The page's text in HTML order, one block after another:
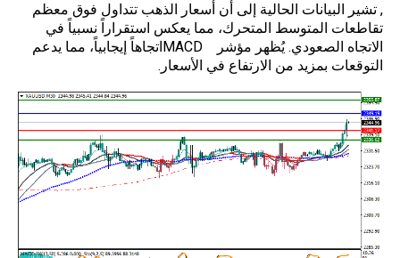
, تشير البيانات الحالية إلى أن أسعار الذهب تتداول فوق معظم
تقاطعات المتوسط المتحرك، مما يعكس استقراراً نسبياً في
الاتجاه الصعودي. يُظهر مؤشرMACDاتجاهاً إيجابياً، مما يدعم
التوقعات بمزيد من الارتفاع في الأسعار.